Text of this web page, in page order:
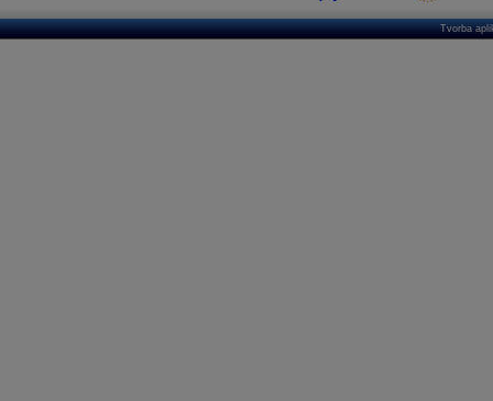
Tvorba